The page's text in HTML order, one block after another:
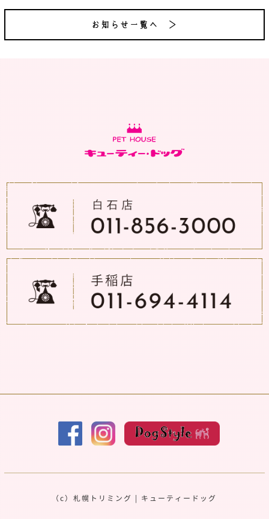
お知らせ一覧へ ＞
（c）札幌トリミング | キューティードッグ